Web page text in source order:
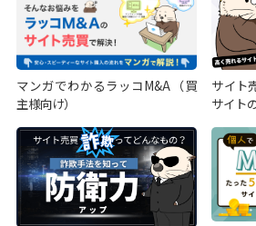
マンガでわかるラッコM&A（買
主様向け）
サイト
サイト